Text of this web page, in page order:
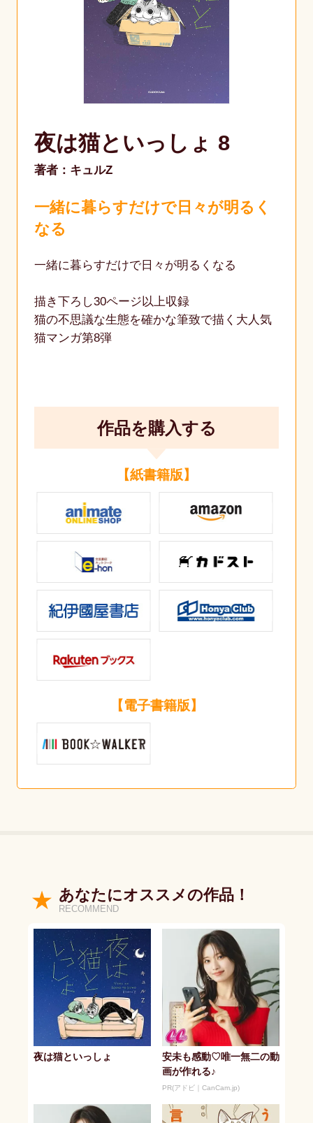
夜は猫といっしょ 8
著者：キュルZ
一緒に暮らすだけで日々が明るく
なる
一緒に暮らすだけで日々が明るくなる
描き下ろし30ページ以上収録
猫の不思議な生態を確かな筆致で描く大人気
猫マンガ第8弾
作品を購入する
【紙書籍版】
【電子書籍版】
あなたにオススメの作品！
RECOMMEND
夜は猫といっしょ
安未も感動♡唯一無二の動
画が作れる♪
PR(アドビ｜CanCam.jp)